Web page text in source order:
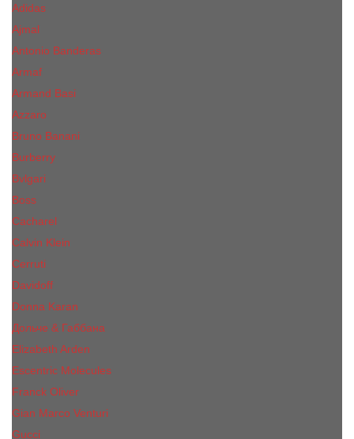
Adidas
Ajmal
Antonio Banderas
Armaf
Armand Basi
Azzaro
Bruno Banani
Burberry
Bvlgari
Boss
Cacharel
Calvin Klein
Cerruti
Davidoff
Donna Karan
Дольче & Габбана
Elizabeth Arden
Escentric Molecules
Franck Oliver
Gian Marco Venturi
Gucci